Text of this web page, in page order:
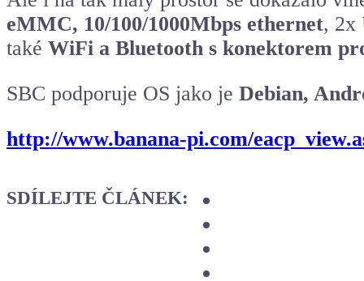
eMMC, 10/100/1000Mbps ethernet, 2x
také WiFi a Bluetooth s konektorem
SBC podporuje OS jako je Debian,
http://www.banana-pi.com/
SDÍLEJTE ČLÁNEK: